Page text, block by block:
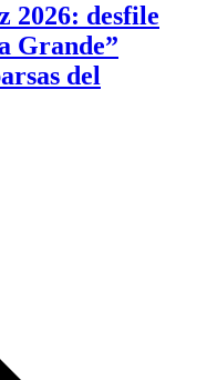
2026: desfile
Grande”
del